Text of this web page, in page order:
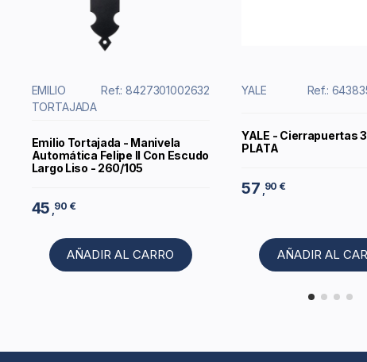
EMILIO
TORTAJADA
Ref.: 8427301002632
Emilio Tortajada - Manivela
Automática Felipe II Con Escudo
Largo Liso - 260/105
45 ,90 €
AÑADIR AL CARRO
YALE Ref.:
YALE - Cierrapuertas
PLATA
57 ,90 €
AÑADIR AL